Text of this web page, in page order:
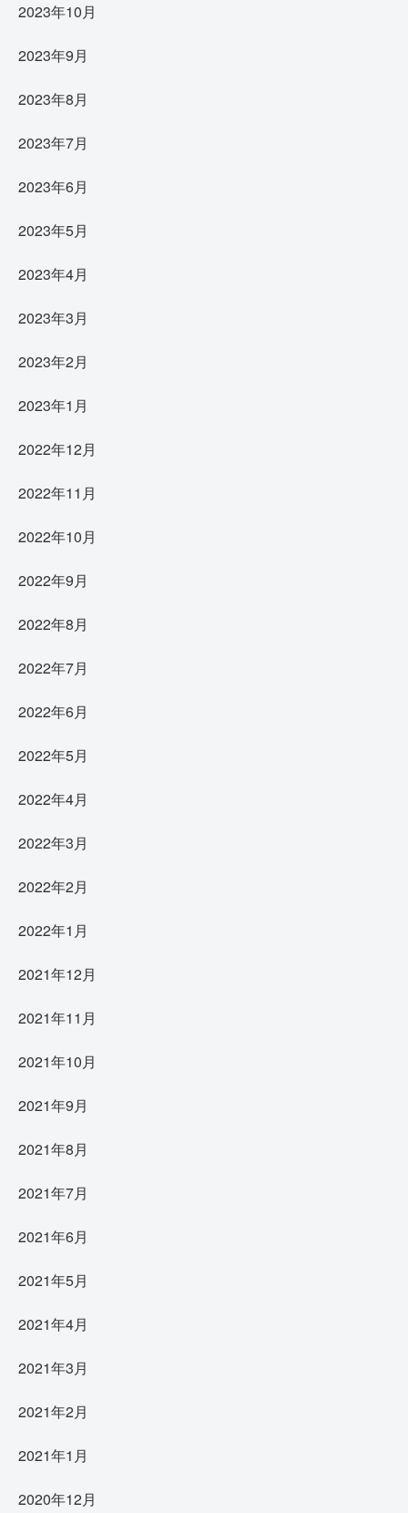
2023年10月
2023年9月
2023年8月
2023年7月
2023年6月
2023年5月
2023年4月
2023年3月
2023年2月
2023年1月
2022年12月
2022年11月
2022年10月
2022年9月
2022年8月
2022年7月
2022年6月
2022年5月
2022年4月
2022年3月
2022年2月
2022年1月
2021年12月
2021年11月
2021年10月
2021年9月
2021年8月
2021年7月
2021年6月
2021年5月
2021年4月
2021年3月
2021年2月
2021年1月
2020年12月